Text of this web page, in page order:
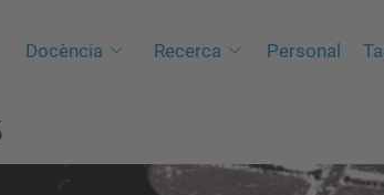
Docència Recerca Personal